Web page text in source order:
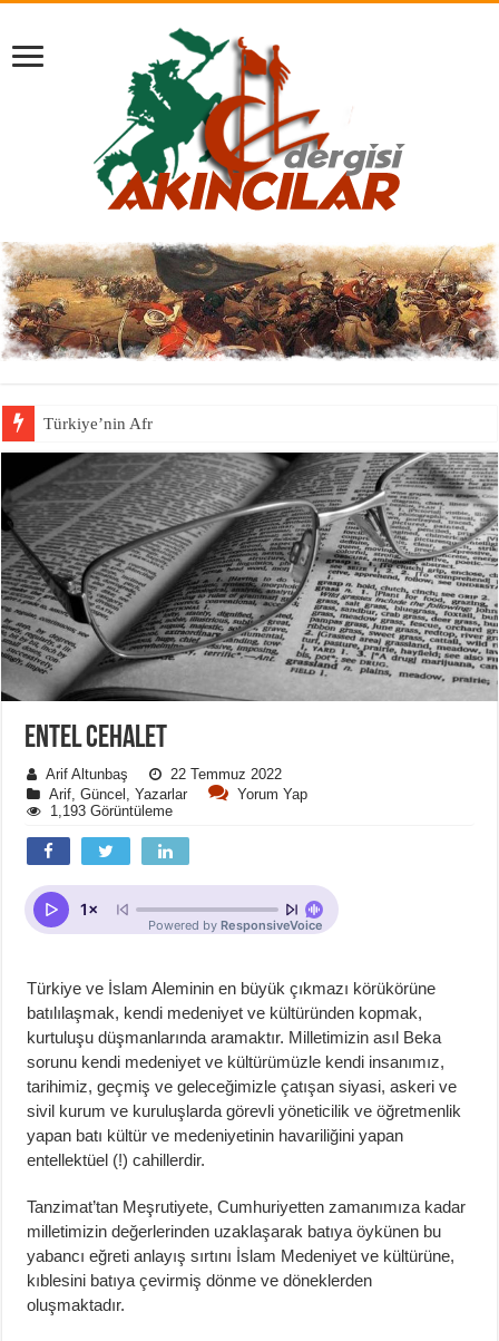
Türkiye’nin Afrika Boynuzu stratejis
ENTEL CEHALET
Arif Altunbaş
22 Temmuz 2022
Arif ,Güncel ,Yazarlar
Yorum Yap
1,193 Görüntüleme
Türkiye ve İslam Aleminin en büyük çıkmazı körükörüne
batılılaşmak, kendi medeniyet ve kültüründen kopmak,
kurtuluşu düşmanlarında aramaktır. Milletimizin asıl Beka
sorunu kendi medeniyet ve kültürümüzle kendi insanımız,
tarihimiz, geçmiş ve geleceğimizle çatışan siyasi, askeri ve
sivil kurum ve kuruluşlarda görevli yöneticilik ve öğretmenlik
yapan batı kültür ve medeniyetinin havariliğini yapan
entellektüel (!) cahillerdir.
Tanzimat’tan Meşrutiyete, Cumhuriyetten zamanımıza kadar
milletimizin değerlerinden uzaklaşarak batıya öykünen bu
yabancı eğreti anlayış sırtını İslam Medeniyet ve kültürüne,
kıblesini batıya çevirmiş dönme ve döneklerden
oluşmaktadır.